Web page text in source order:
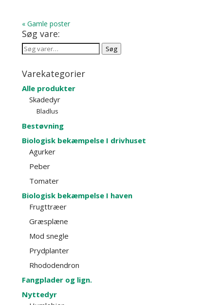
« Gamle poster
Søg vare:
Søg
Søg
Varekategorier
Alle produkter
Skadedyr
Bladlus
Bestøvning
Biologisk bekæmpelse I drivhuset
Agurker
Peber
Tomater
Biologisk bekæmpelse I haven
Frugttræer
Græsplæne
Mod snegle
Prydplanter
Rhododendron
Fangplader og lign.
Nyttedyr